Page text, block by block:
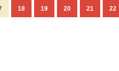
18 19 20 21 22